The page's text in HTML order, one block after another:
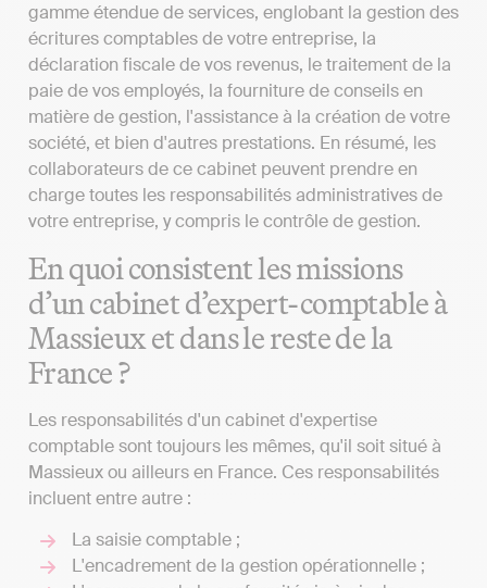
gamme étendue de services, englobant la gestion des
écritures comptables de votre entreprise, la
déclaration fiscale de vos revenus, le traitement de la
paie de vos employés, la fourniture de conseils en
matière de gestion, l'assistance à la création de votre
société, et bien d'autres prestations. En résumé, les
collaborateurs de ce cabinet peuvent prendre en
charge toutes les responsabilités administratives de
votre entreprise, y compris le contrôle de gestion.
En quoi consistent les missions
d’un cabinet d’expert-comptable à
Massieux et dans le reste de la
France ?
Les responsabilités d'un cabinet d'expertise
comptable sont toujours les mêmes, qu'il soit situé à
Massieux ou ailleurs en France. Ces responsabilités
incluent entre autre :
La saisie comptable ;
L'encadrement de la gestion opérationnelle ;